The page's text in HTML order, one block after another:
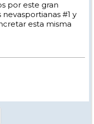
por este gran
nevasportianas #1 y
esta misma